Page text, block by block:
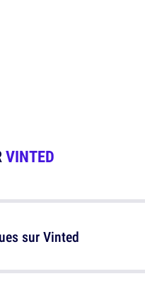
VINTED
sur Vinted